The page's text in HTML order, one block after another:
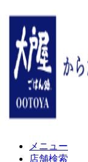
メニュー
店舗検索